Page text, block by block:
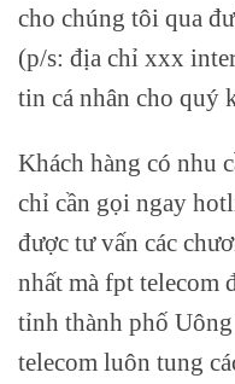
cho chúng tôi qua
(p/s: địa chỉ xxx
tin cá nhân cho quý
Khách hàng có nhu
chỉ cần gọi ngay
được tư vấn các
nhất mà fpt telecom
tỉnh thành phố
telecom luôn tung